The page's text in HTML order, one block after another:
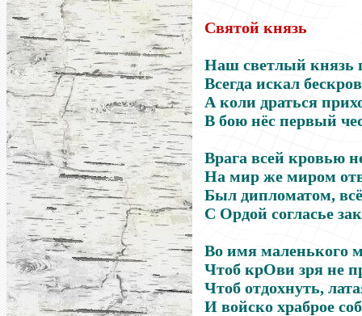
Святой князь
Наш светлый князь
Всегда искал
А коли драться
В бою нёс первый
Врага всей кровью
На мир же миром
Был дипломатом,
С Ордой согласье
Во имя маленького
Чтоб крОви зря не
Чтоб отдохнуть,
И войско храброе